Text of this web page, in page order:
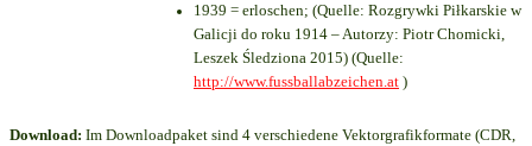
1939 = erloschen; (Quelle: Rozgrywki Piłkarskie w
Galicji do roku 1914 – Autorzy: Piotr Chomicki,
Leszek Śledziona 2015) (Quelle:
http://www.fussballabzeichen.at )
Download: Im Downloadpaket sind 4 verschiedene Vektorgrafikformate (CDR,